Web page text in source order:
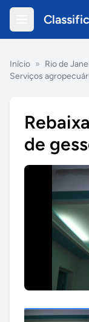
Início » Rio de
Serviços
de